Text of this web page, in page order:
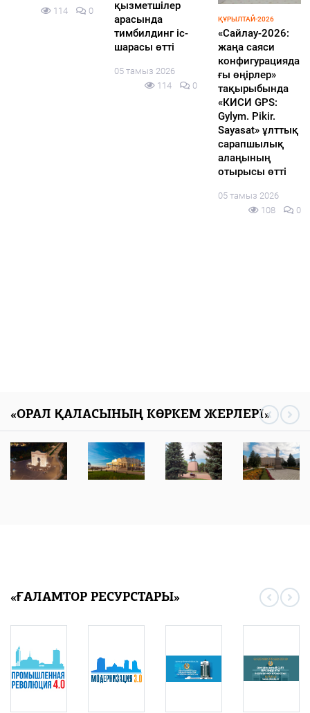
Казахстан
порядок
выступлений
участников
предвыборных
05 тамыз 2026
ардың 72,3%-ы
жаңа Құрылтай
үшін дауыс
беруге дайын
04 тамыз 2026
143
«ОРАЛ ҚАЛАСЫНЫҢ КӨРКЕМ ЖЕРЛЕРІ»
«ҒАЛАМТОР РЕСУРСТАРЫ»